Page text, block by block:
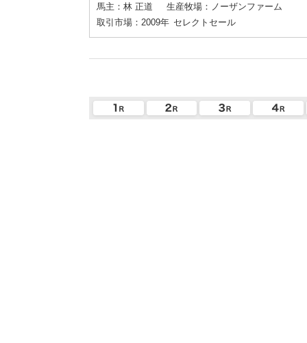
馬主：林 正道
生産牧場：ノーザンファーム
取引市場：2009年 セレクトセール